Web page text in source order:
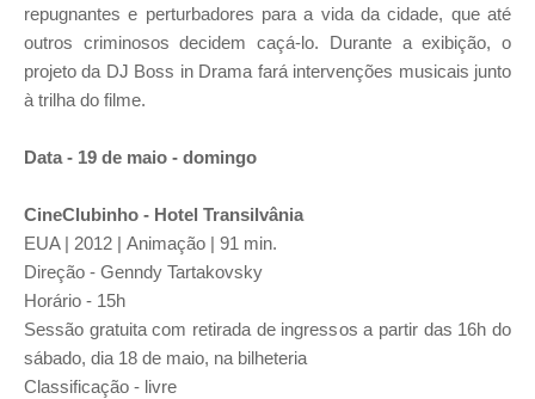
repugnantes e perturbadores para a vida da cidade, que até
outros criminosos decidem caçá-lo.
Durante a exibição, o
projeto da DJ Boss in Drama fará intervenções musicais junto
à trilha do filme.
Data - 19 de maio - domingo
CineClubinho - Hotel Transilvânia
EUA | 2012 | Animação | 91 min.
Direção - Genndy Tartakovsky
Horário - 15h
Sessão gratuita com retirada de ingressos a partir das 16h do
sábado, dia 18 de maio, na bilheteria
Classificação - livre